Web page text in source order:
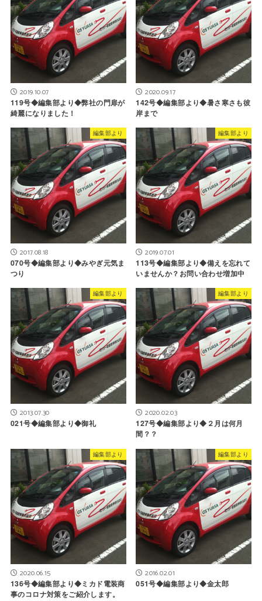
2019.10.07
119号◆編集部より◆弊社の門扉が
綺麗になりました！
2020.09.17
142号◆編集部より◆暑さ寒さも彼
岸まで
編集部より
2017.08.18
070号◆編集部より◆みやぎ元気ま
つり
編集部より
2019.07.01
113号◆編集部より◆備えを忘れて
いませんか？お問い合わせ増加中
編集部より
2013.07.30
021号◆編集部より◆御礼
編集部より
2020.02.03
127号◆編集部より◆２月は何月
間？？
編集部より
2020.06.15
136号◆編集部より◆ミカド電装商
事のコロナ対策をご紹介します。
編集部より
2016.02.01
051号◆編集部より◆金太郎